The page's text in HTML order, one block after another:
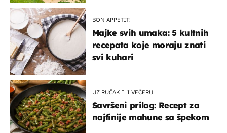
BON APPETIT!
Majke svih umaka: 5 kultnih
recepata koje moraju znati
svi kuhari
UZ RUČAK ILI VEČERU
Savršeni prilog: Recept za
najfinije mahune sa špekom